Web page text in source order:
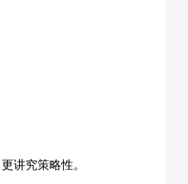
讲究策略性。